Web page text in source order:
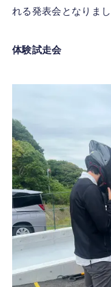
れる発表会となりまし
体験試走会